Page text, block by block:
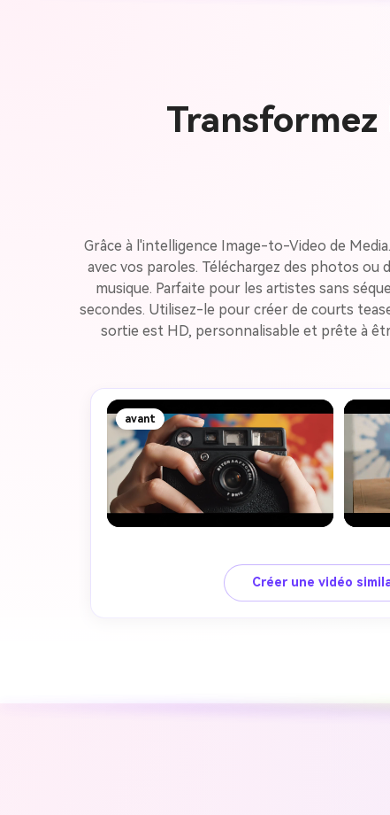
Transformez
Grâce à l'intelligence Image-to-Video de
avec vos paroles. Téléchargez des photos
musique. Parfaite pour les artistes sans
secondes. Utilisez-le pour créer de courts
sortie est HD, personnalisable et prête à
avant
Créer une vidéo